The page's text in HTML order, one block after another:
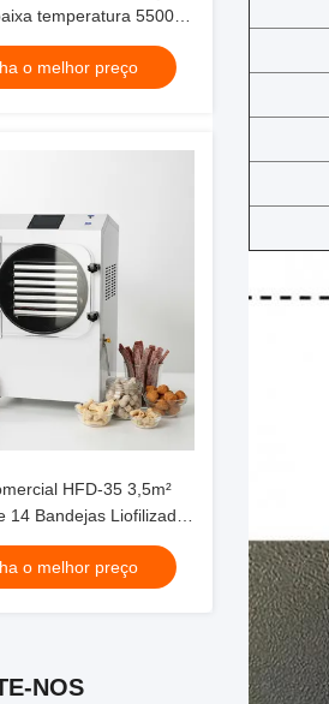
temperatura 5500w
Frutas e legumes
o melhor preço
HFD-35 3,5m²
14 Bandejas Liofilizador
o melhor preço
NOS